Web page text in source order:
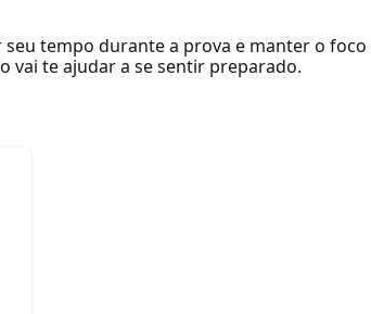
tempo durante a prova e manter o
vai te ajudar a se sentir preparado.